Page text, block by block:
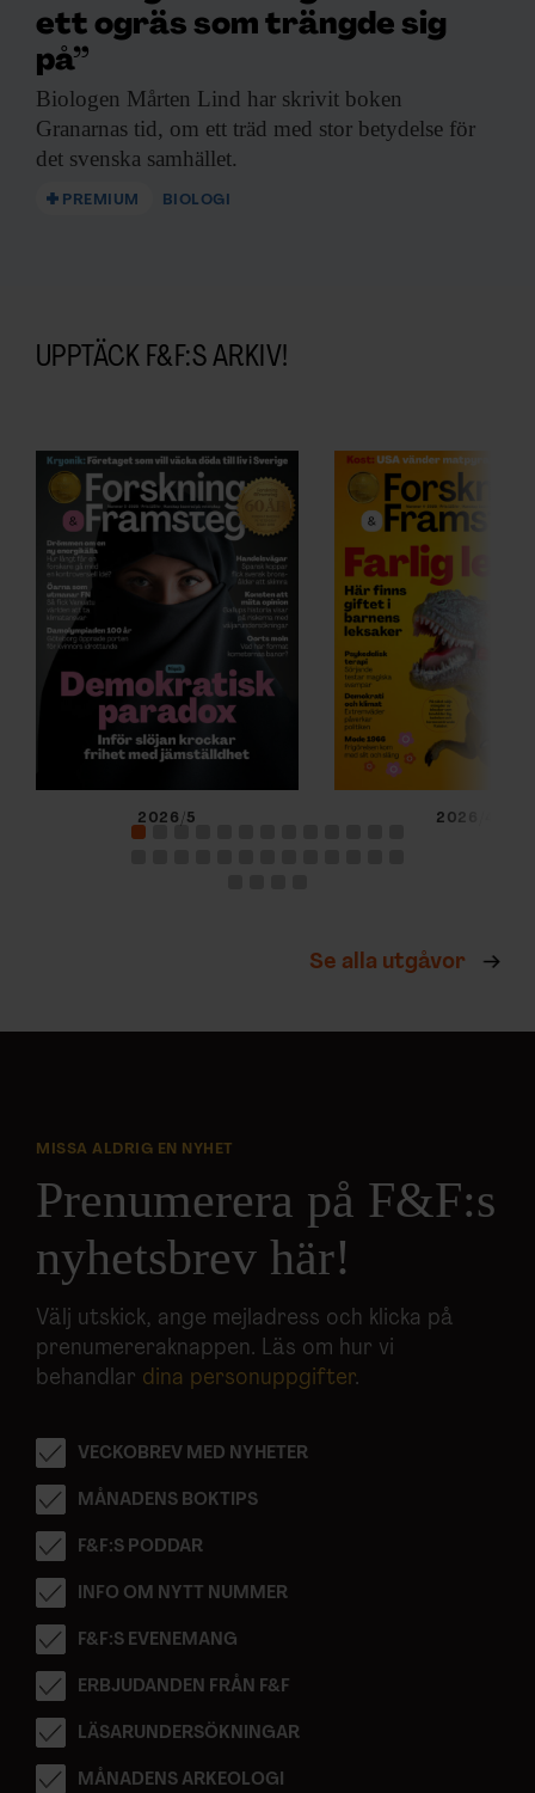
ett ogräs som trängde sig
på”
Biologen Mårten Lind har skrivit boken
Granarnas tid, om ett träd med stor betydelse för
det svenska samhället.
PREMIUM BIOLOGI
UPPTÄCK F&F:S ARKIV!
2026/5 2026/4
Se alla utgåvor
MISSA ALDRIG EN NYHET
Prenumerera på F&F:s
nyhetsbrev här!
Välj utskick, ange mejladress och klicka på
prenumereraknappen. Läs om hur vi
behandlar dina personuppgifter.
VECKOBREV MED NYHETER
MÅNADENS BOKTIPS
F&F:S PODDAR
INFO OM NYTT NUMMER
F&F:S EVENEMANG
ERBJUDANDEN FRÅN F&F
LÄSARUNDERSÖKNINGAR
MÅNADENS ARKEOLOGI